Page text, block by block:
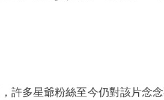
許多星爺粉絲至今仍對該片念